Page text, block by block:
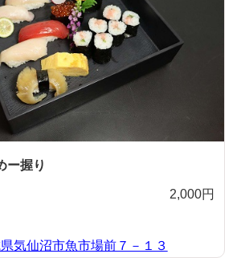
ー握り
2,000円
気仙沼市魚市場前７－１３